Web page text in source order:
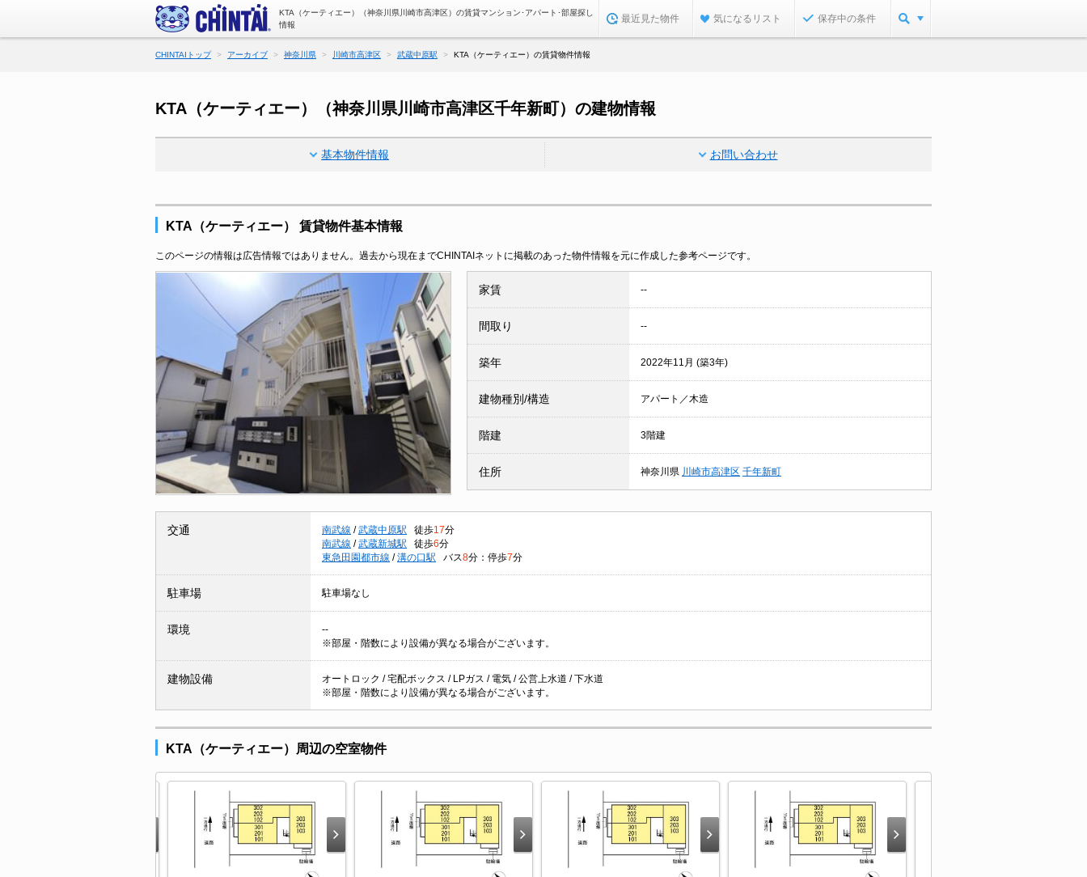
KTA（ケーティエー）（神奈川県川崎市高津区）の賃貸マンション･アパート･部屋探し
情報
最近見た物件 気になるリスト 保存中の条件
CHINTAIトップ アーカイブ 神奈川県 川崎市高津区 武蔵中原駅 KTA（ケーティエー）の賃貸物件情報
KTA（ケーティエー）（神奈川県川崎市高津区千年新町）の建物情報
基本物件情報 お問い合わせ
KTA（ケーティエー） 賃貸物件基本情報
このページの情報は広告情報ではありません。過去から現在までCHINTAIネットに掲載のあった物件情報を元に作成した参考ページです。
家賃 --
間取り --
築年 2022年11月 (築3年)
建物種別/構造 アパート／木造
階建 3階建
住所 神奈川県 川崎市高津区 千年新町
交通 南武線 / 武蔵中原駅 徒歩17分
南武線 / 武蔵新城駅 徒歩6分
東急田園都市線 / 溝の口駅 バス8分：停歩7分
駐車場 駐車場なし
環境
--
※部屋・階数により設備が異なる場合がございます。
建物設備
オートロック / 宅配ボックス / LPガス / 電気 / 公営上水道 / 下水道
※部屋・階数により設備が異なる場合がございます。
KTA（ケーティエー）周辺の空室物件